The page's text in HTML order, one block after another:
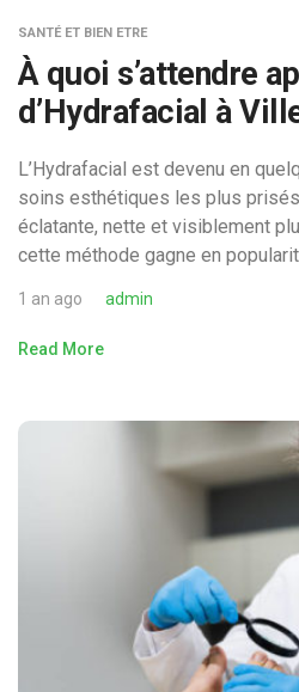
SANTÉ ET BIEN ETRE
À quoi s’attendre
d’Hydrafacial à
L’Hydrafacial est devenu en
soins esthétiques les plus
éclatante, nette et visiblement
cette méthode gagne en
1 an ago admin
Read More